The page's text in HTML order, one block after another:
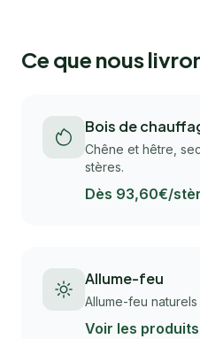
Ce que nous
Bois de
Chêne et hêtre,
stères.
Dès 93,60€/
Allume-feu
Allume-feu
Voir les produits